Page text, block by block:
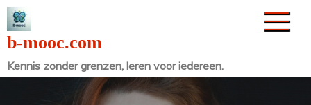
Naar
de
inhoud
gaan
b-mooc.com
Kennis zonder grenzen, leren voor iedereen.